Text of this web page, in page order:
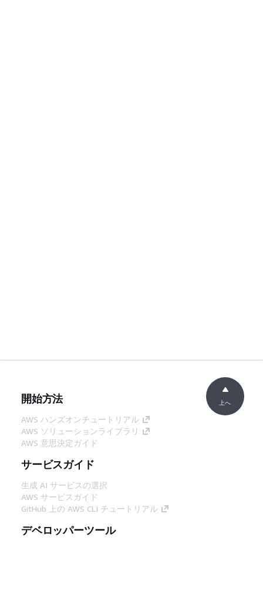
開始方法
AWS ハンズオンチュートリアル
AWS ソリューションライブラリ
AWS 意思決定ガイド
サービスガイド
生成 AI サービスの選択
AWS サービスガイド
GitHub 上の AWS CLI チュートリアル
デベロッパーツール
上へ